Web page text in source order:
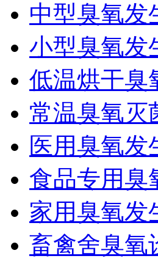
中型臭氧发
小型臭氧发
低温烘干臭
常温臭氧灭
医用臭氧发
食品专用臭
家用臭氧发
畜禽舍臭氧